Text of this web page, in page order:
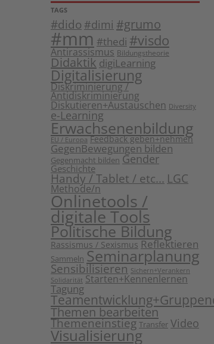
TAGS
#dido #dimi #grumo
#mm #thedi #visdo
Antirassismus Bildungstheorie
Didaktik digiLearning
Digitalisierung
Diskriminierung /
Antidiskriminierung
Diskutieren+Austauschen Diversity
e-Learning
Erwachsenenbildung
EU / Europa Feedback geben+nehmen
GegenBewegungen bilden
Gegenmacht bilden Gender
Geschichte
Handy / Tablet / etc... LGC
Methode/n
Onlinetools /
digitale Tools
Politische Bildung
Rassismus / Sexismus Reflektieren
Sammeln Seminarplanung
Sensibilisieren Sichern+Verankern
Solidarität Starten+Kennenlernen
Tagung
Themen bearbeiten
Themeneinstieg Transfer Video
Visualisierung